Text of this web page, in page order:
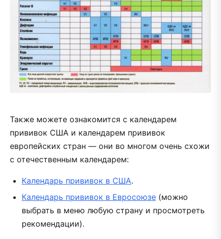
Также можете ознакомится с календарем
прививок США и календарем прививок
европейских стран — они во многом очень схожи
с отечественным календарем:
Календарь прививок в США.
Календарь прививок в Евросоюзе (можно
выбрать в меню любую страну и просмотреть
рекомендации).